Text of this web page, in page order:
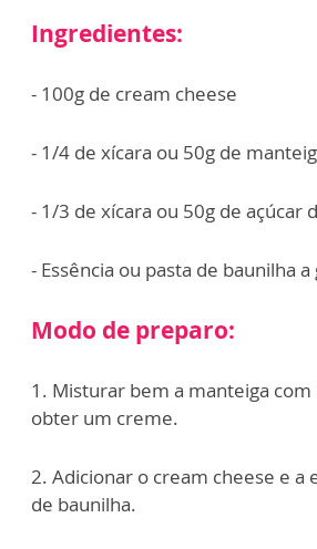
Ingredientes:
- 100g de cream cheese
- 1/4 de xícara ou 50g de
- 1/3 de xícara ou 50g de açúcar
- Essência ou pasta de baunilha a
Modo de preparo:
1. Misturar bem a manteiga com
obter um creme.
2. Adicionar o cream cheese e a
de baunilha.